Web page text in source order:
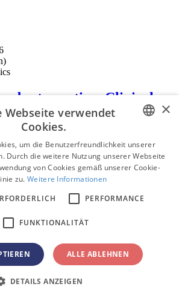
– best practice: Clinical
Amber Mill Direct &
Dr. Claudia Scholz
Modernes
ENGLISH
ROMANIAN
BULGARIAN
CROATIAN
×
Webseite verwendet
Cookies.
um die Benutzerfreundlichkeit unserer
Durch die weitere Nutzung unserer Webseite
von Cookies gemäß unserer Cookie-
zu. Weitere Informationen
PERFORMANCE
FUNKTIONALITÄT
ALLE ABLEHNEN
DETAILS ANZEIGEN